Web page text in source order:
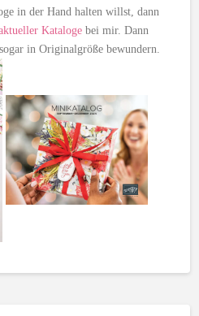
in der Hand halten willst, dann
Kataloge bei mir. Dann
in Originalgröße bewundern.